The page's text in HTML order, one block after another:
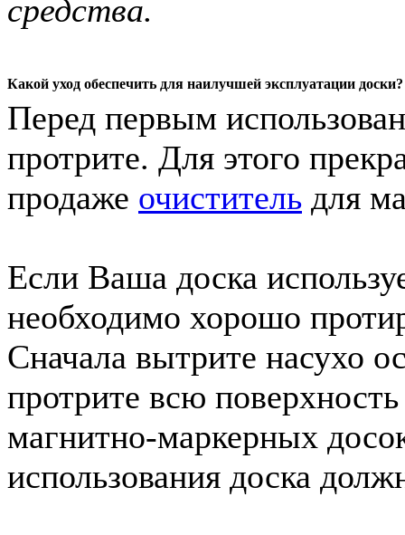
средства.
Какой уход обеспечить для наилучшей эксплуатации доски?
Перед первым
протрите. Для этого
продаже очиститель для
Если Ваша доска
необходимо хорошо
Сначала вытрите насухо
протрите всю
магнитно-маркерных
использования доска